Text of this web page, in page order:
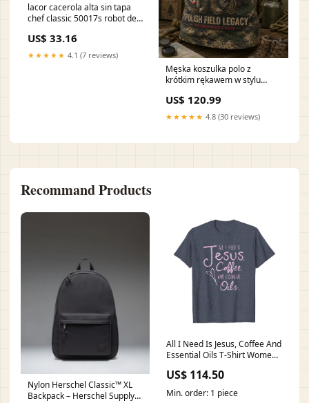
lacor cacerola alta sin tapa
chef classic 50017s robot de
US$ 33.16
★★★★★ 4.1 (7 reviews)
Męska koszulka polo z
krótkim rękawem w stylu
Thin
US$ 120.99
★★★★★ 4.8 (30 reviews)
Recommand Products
Nylon Herschel Classic™ XL
Backpack – Herschel Supply
All I Need Is Jesus, Coffee And
Essential Oils T-Shirt Womens
Woman She Is Dog Mom
Tshirt
US$ 114.50
Min. order: 1 piece